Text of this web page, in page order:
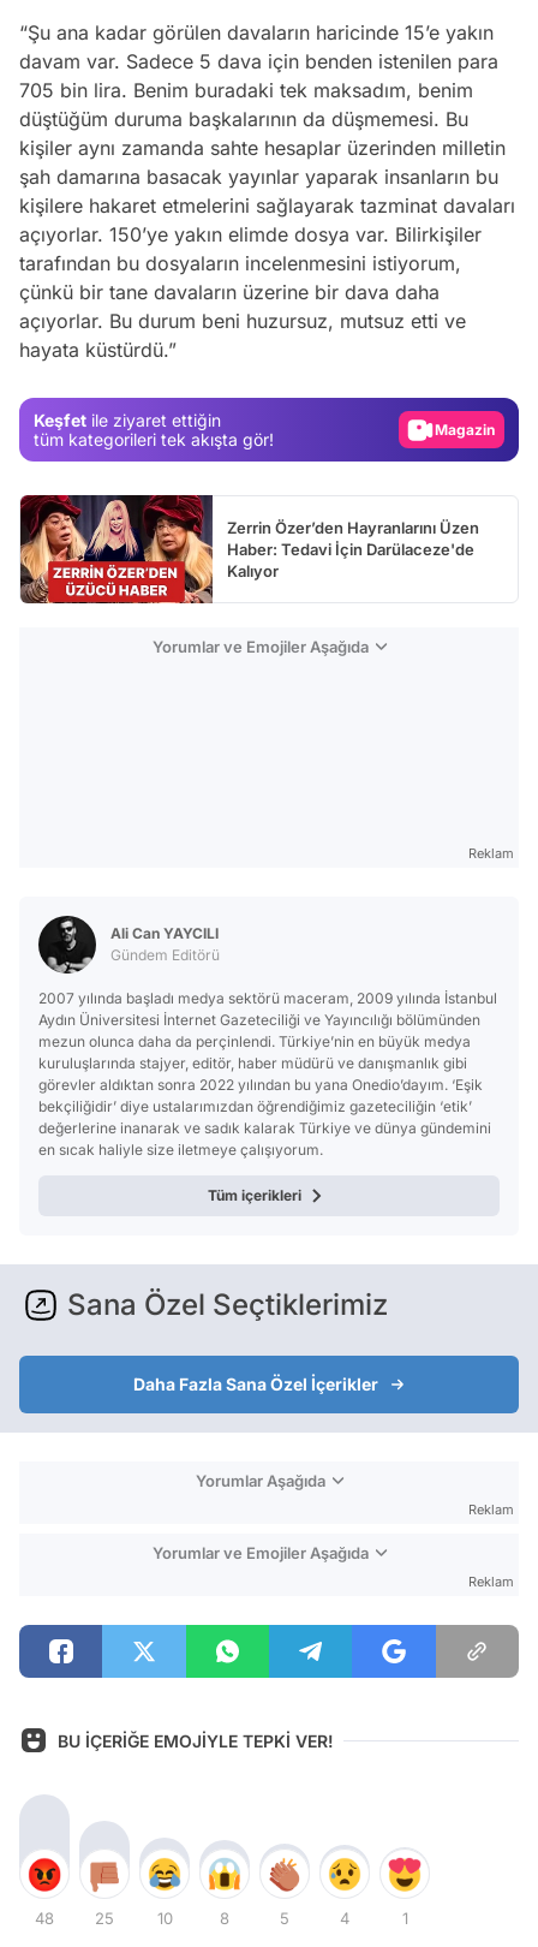
“Şu ana kadar görülen davaların haricinde 15’e yakın
davam var. Sadece 5 dava için benden istenilen para
705 bin lira. Benim buradaki tek maksadım, benim
düştüğüm duruma başkalarının da düşmemesi. Bu
kişiler aynı zamanda sahte hesaplar üzerinden milletin
şah damarına basacak yayınlar yaparak insanların bu
kişilere hakaret etmelerini sağlayarak tazminat davaları
açıyorlar. 150’ye yakın elimde dosya var. Bilirkişiler
tarafından bu dosyaların incelenmesini istiyorum,
çünkü bir tane davaların üzerine bir dava daha
açıyorlar. Bu durum beni huzursuz, mutsuz etti ve
hayata küstürdü.”
Keşfet ile ziyaret ettiğin
tüm kategorileri tek akışta gör!
Magazin
Video
Zerrin Özer’den Hayranlarını Üzen
Haber: Tedavi İçin Darülaceze'de
Kalıyor
Yorumlar ve Emojiler Aşağıda
Reklam
Ali Can YAYCILI
Gündem Editörü
2007 yılında başladı medya sektörü maceram, 2009 yılında İstanbul
Aydın Üniversitesi İnternet Gazeteciliği ve Yayıncılığı bölümünden
mezun olunca daha da perçinlendi. Türkiye’nin en büyük medya
kuruluşlarında stajyer, editör, haber müdürü ve danışmanlık gibi
görevler aldıktan sonra 2022 yılından bu yana Onedio’dayım. ‘Eşik
bekçiliğidir’ diye ustalarımızdan öğrendiğimiz gazeteciliğin ‘etik’
değerlerine inanarak ve sadık kalarak Türkiye ve dünya gündemini
en sıcak haliyle size iletmeye çalışıyorum.
Tüm içerikleri
Sana Özel Seçtiklerimiz
Daha Fazla Sana Özel İçerikler
Yorumlar Aşağıda
Reklam
Yorumlar ve Emojiler Aşağıda
Reklam
BU İÇERİĞE EMOJİYLE TEPKİ VER!
48 25 10 8 5 4 1